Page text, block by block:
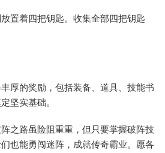
置着四把钥匙。收集全部四把钥匙
厚的奖励，包括装备、道具、技能书
坚实基础。
之路虽险阻重重，但只要掌握破阵技
也能勇闯迷阵，成就传奇霸业。愿各